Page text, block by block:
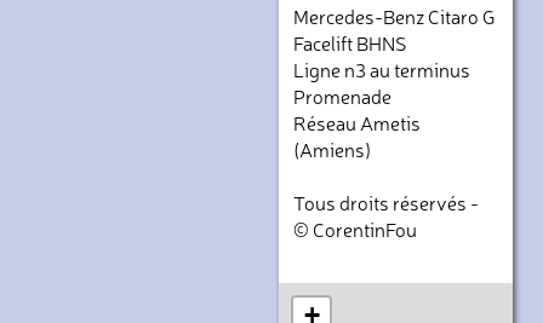
Mercedes-Benz Citaro G
Facelift BHNS
Ligne n3 au terminus
Promenade
Réseau Ametis
(Amiens)
Tous droits réservés -
© CorentinFou
+